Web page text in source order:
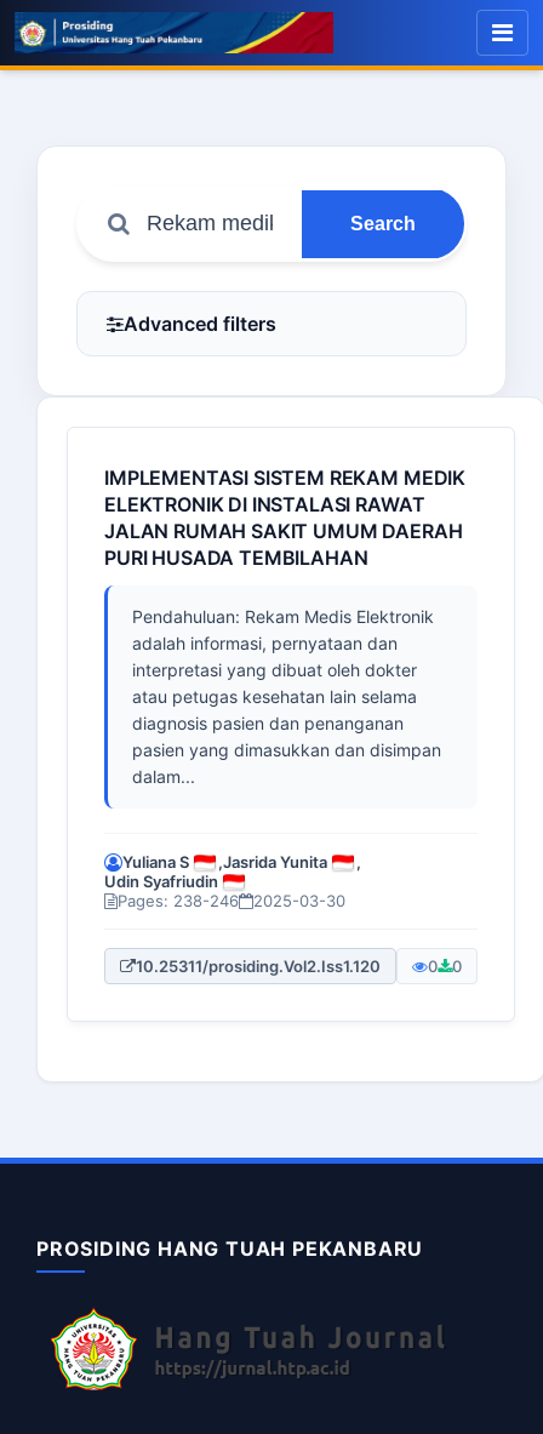
Search
Advanced filters
IMPLEMENTASI SISTEM REKAM MEDIK
ELEKTRONIK DI INSTALASI RAWAT
JALAN RUMAH SAKIT UMUM DAERAH
PURI HUSADA TEMBILAHAN
Pendahuluan: Rekam Medis Elektronik
adalah informasi, pernyataan dan
interpretasi yang dibuat oleh dokter
atau petugas kesehatan lain selama
diagnosis pasien dan penanganan
pasien yang dimasukkan dan disimpan
dalam...
Yuliana S ,Jasrida Yunita
,
Udin Syafriudin
Pages: 238-246
2025-03-30
10.25311/prosiding.Vol2.Iss1.120 0 0
PROSIDING HANG TUAH PEKANBARU